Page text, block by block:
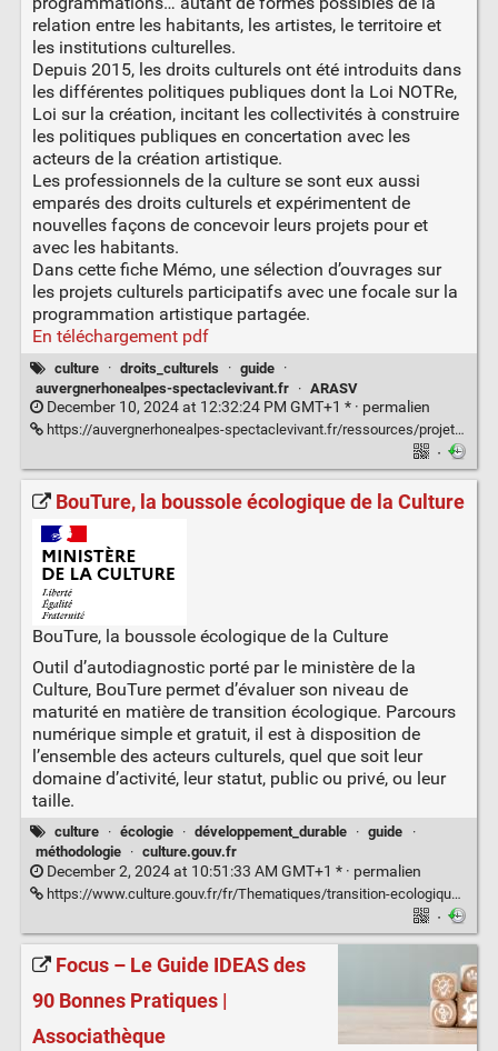
relation entre les habitants, les artistes, le territoire et
les institutions culturelles.
Depuis 2015, les droits culturels ont été introduits dans
les différentes politiques publiques dont la Loi NOTRe,
Loi sur la création, incitant les collectivités à construire
les politiques publiques en concertation avec les
acteurs de la création artistique.
Les professionnels de la culture se sont eux aussi
emparés des droits culturels et expérimentent de
nouvelles façons de concevoir leurs projets pour et
avec les habitants.
Dans cette fiche Mémo, une sélection d’ouvrages sur
les projets culturels participatifs avec une focale sur la
programmation artistique partagée.
En téléchargement pdf
culture · droits_culturels · guide ·
auvergnerhonealpes-spectaclevivant.fr
· ARASV
December 10, 2024 at 12:32:24 PM GMT+1 * · permalien
https://auvergnerhonealpes-spectaclevivant.fr/ressources/projets-culturels-participatifs/
·
BouTure, la boussole écologique de la Culture
BouTure, la boussole écologique de la Culture
Outil d’autodiagnostic porté par le ministère de la
Culture, BouTure permet d’évaluer son niveau de
maturité en matière de transition écologique. Parcours
numérique simple et gratuit, il est à disposition de
l’ensemble des acteurs culturels, quel que soit leur
domaine d’activité, leur statut, public ou privé, ou leur
taille.
culture · écologie · développement_durable · guide
·
méthodologie
· culture.gouv.fr
December 2, 2024 at 10:51:33 AM GMT+1 * · permalien
https://www.culture.gouv.fr/fr/Thematiques/transition-ecologique/Centre-de-ressources-Transition-ecologique-de-la-Culture/bouture-la-boussole-ecologique-de-la-culture
·
Focus – Le Guide IDEAS des
90 Bonnes Pratiques |
Associathèque